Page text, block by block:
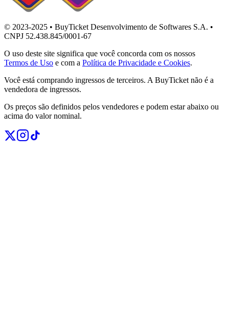
© 2023-2025 • BuyTicket Desenvolvimento de Softwares S.A. •
CNPJ 52.438.845/0001-67
O uso deste site significa que você concorda com os nossos
Termos de Uso e com a Política de Privacidade e Cookies.
Você está comprando ingressos de terceiros. A BuyTicket não é a
vendedora de ingressos.
Os preços são definidos pelos vendedores e podem estar abaixo ou
acima do valor nominal.